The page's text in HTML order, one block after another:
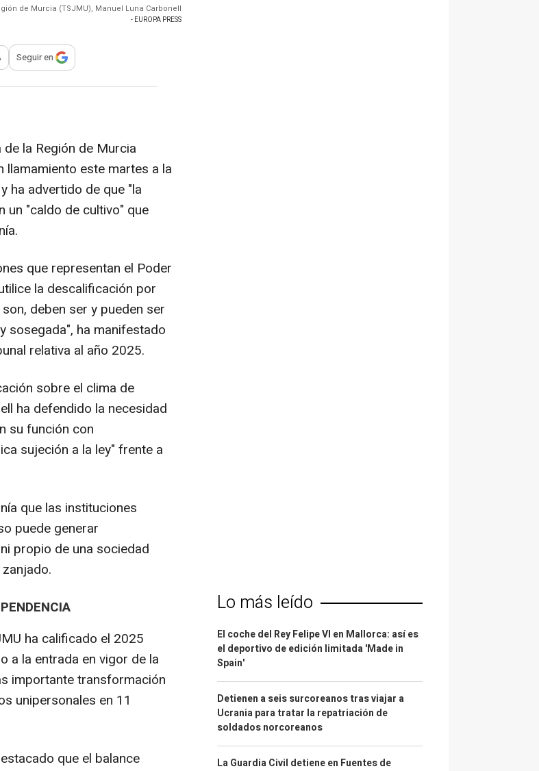
de Murcia (TSJMU), Manuel Luna Carbonell
- EUROPA PRESS
para compartir
Seguir en
la Región de Murcia
llamamiento este martes a la
ha advertido de que "la
un "caldo de cultivo" que
que representan el Poder
la descalificación por
deben ser y pueden ser
sosegada", ha manifestado
relativa al año 2025.
sobre el clima de
ha defendido la necesidad
su función con
sujeción a la ley" frente a
que las instituciones
puede generar
propio de una sociedad
ha calificado el 2025
a la entrada en vigor de la
importante transformación
unipersonales en 11
que el balance
Lo más leído
El coche del Rey Felipe VI en Mallorca: así es
el deportivo de edición limitada 'Made in
Spain'
Detienen a seis surcoreanos tras viajar a
Ucrania para tratar la repatriación de
soldados norcoreanos
La Guardia Civil detiene en Fuentes de